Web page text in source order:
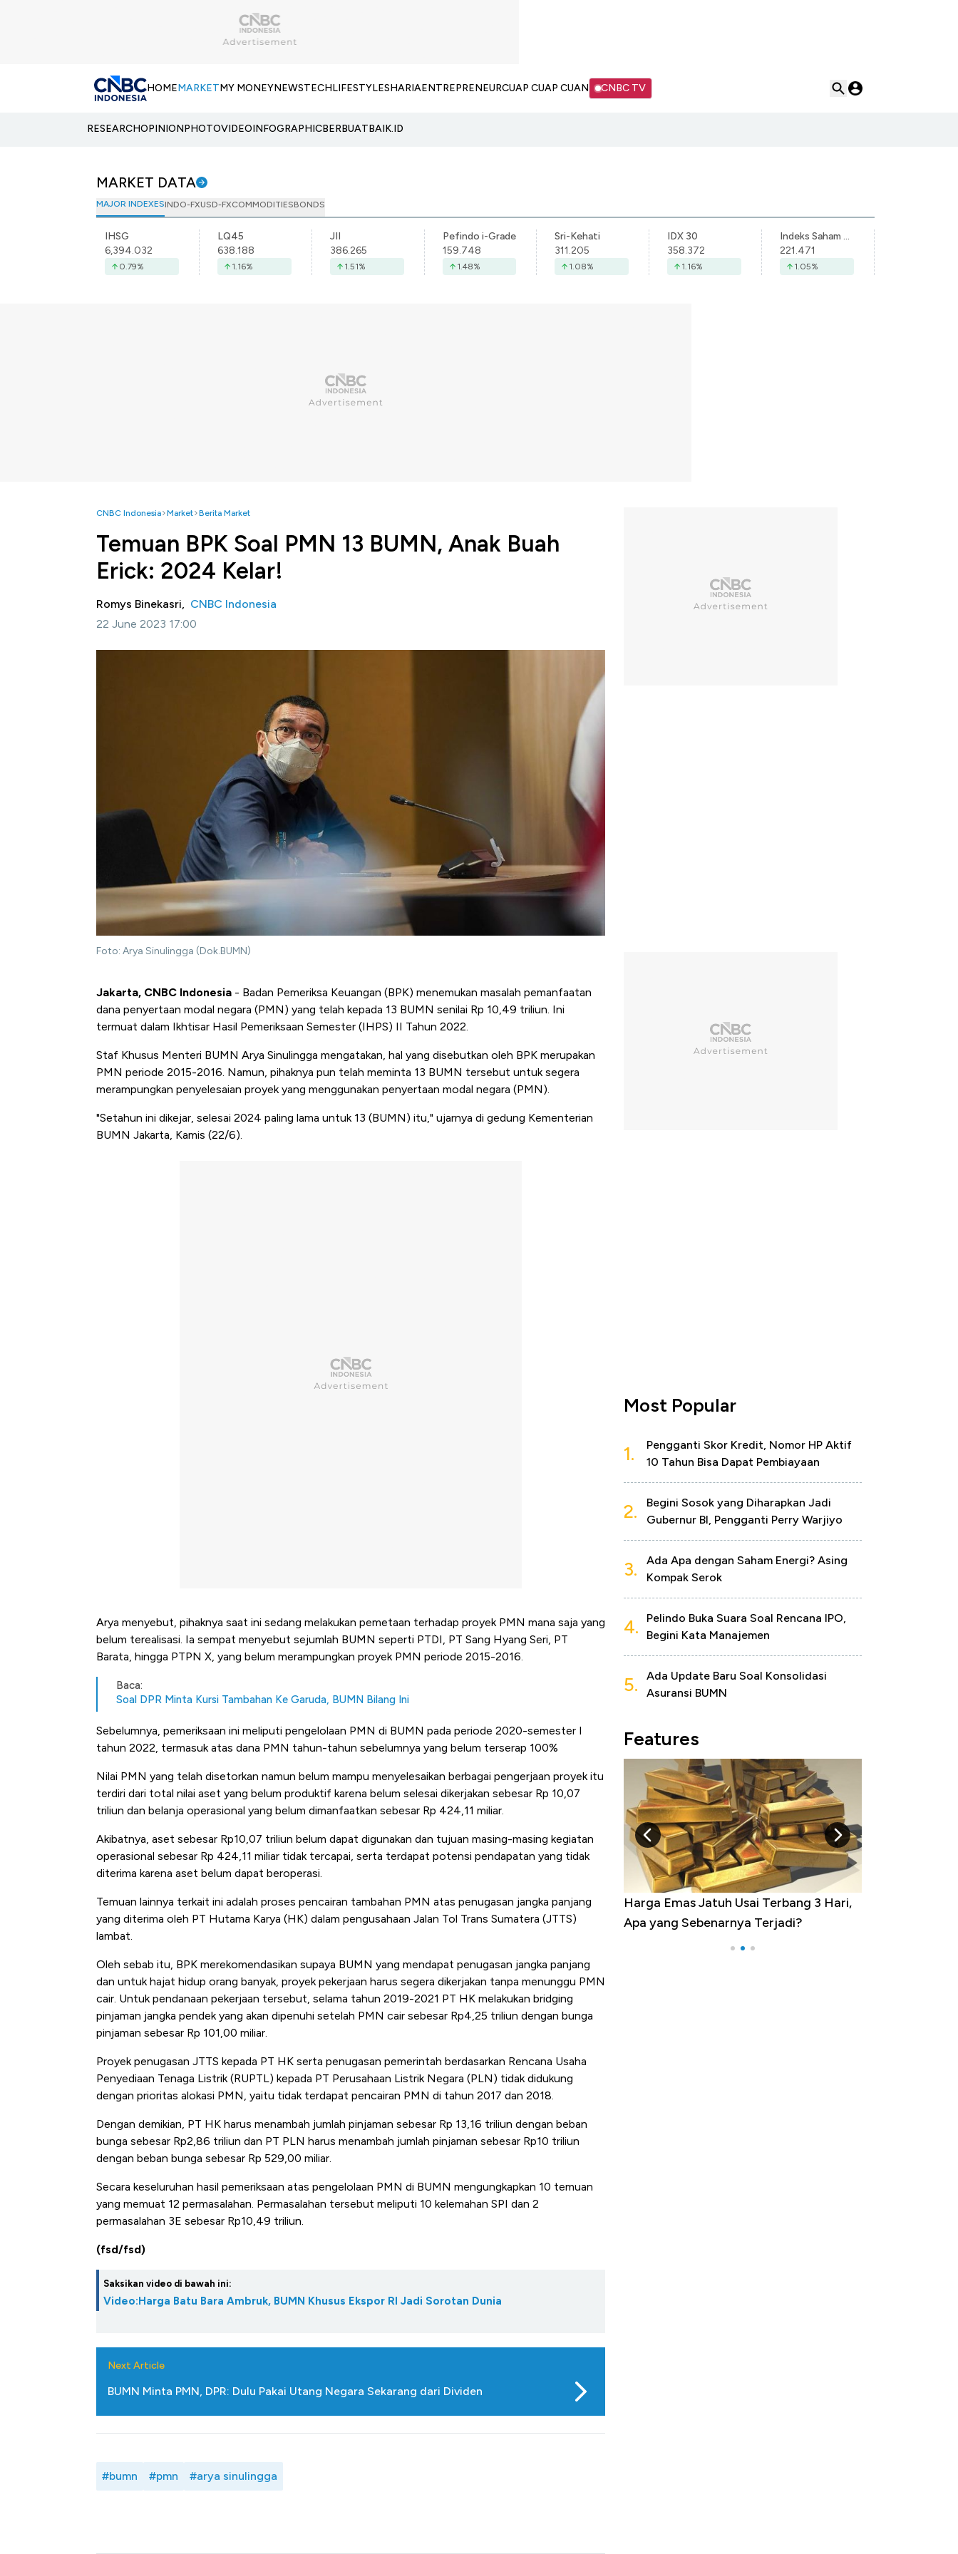
HOMEMARKETMY MONEYNEWSTECHLIFESTYLESHARIAENTREPRENEURCUAP CUAP CUAN CNBC TV
RESEARCHOPINIONPHOTOVIDEOINFOGRAPHICBERBUATBAIK.ID
MARKET DATA
MAJOR INDEXESINDO-FXUSD-FXCOMMODITIESBONDS
IHSG
6,394.032
0.79%
LQ45
638.188
1.16%
JII
386.265
1.51%
Pefindo i-Grade
159.748
1.48%
Sri-Kehati
311.205
1.08%
IDX 30
358.372
1.16%
Indeks Saham Syariah Indonesia
221.471
1.05%
CNBC Indonesia Market Berita Market
Temuan BPK Soal PMN 13 BUMN, Anak Buah
Erick: 2024 Kelar!
Romys Binekasri, CNBC Indonesia
22 June 2023 17:00
Foto: Arya Sinulingga (Dok.BUMN)
Jakarta, CNBC Indonesia - Badan Pemeriksa Keuangan (BPK) menemukan masalah pemanfaatan
dana penyertaan modal negara (PMN) yang telah kepada 13 BUMN senilai Rp 10,49 triliun. Ini
termuat dalam Ikhtisar Hasil Pemeriksaan Semester (IHPS) II Tahun 2022.
Staf Khusus Menteri BUMN Arya Sinulingga mengatakan, hal yang disebutkan oleh BPK merupakan
PMN periode 2015-2016. Namun, pihaknya pun telah meminta 13 BUMN tersebut untuk segera
merampungkan penyelesaian proyek yang menggunakan penyertaan modal negara (PMN).
"Setahun ini dikejar, selesai 2024 paling lama untuk 13 (BUMN) itu," ujarnya di gedung Kementerian
BUMN Jakarta, Kamis (22/6).
Arya menyebut, pihaknya saat ini sedang melakukan pemetaan terhadap proyek PMN mana saja yang
belum terealisasi. Ia sempat menyebut sejumlah BUMN seperti PTDI, PT Sang Hyang Seri, PT
Barata, hingga PTPN X, yang belum merampungkan proyek PMN periode 2015-2016.
Baca:
Soal DPR Minta Kursi Tambahan Ke Garuda, BUMN Bilang Ini
Sebelumnya, pemeriksaan ini meliputi pengelolaan PMN di BUMN pada periode 2020-semester I
tahun 2022, termasuk atas dana PMN tahun-tahun sebelumnya yang belum terserap 100%
Nilai PMN yang telah disetorkan namun belum mampu menyelesaikan berbagai pengerjaan proyek itu
terdiri dari total nilai aset yang belum produktif karena belum selesai dikerjakan sebesar Rp 10,07
triliun dan belanja operasional yang belum dimanfaatkan sebesar Rp 424,11 miliar.
Akibatnya, aset sebesar Rp10,07 triliun belum dapat digunakan dan tujuan masing-masing kegiatan
operasional sebesar Rp 424,11 miliar tidak tercapai, serta terdapat potensi pendapatan yang tidak
diterima karena aset belum dapat beroperasi.
Temuan lainnya terkait ini adalah proses pencairan tambahan PMN atas penugasan jangka panjang
yang diterima oleh PT Hutama Karya (HK) dalam pengusahaan Jalan Tol Trans Sumatera (JTTS)
lambat.
Oleh sebab itu, BPK merekomendasikan supaya BUMN yang mendapat penugasan jangka panjang
dan untuk hajat hidup orang banyak, proyek pekerjaan harus segera dikerjakan tanpa menunggu PMN
cair. Untuk pendanaan pekerjaan tersebut, selama tahun 2019-2021 PT HK melakukan bridging
pinjaman jangka pendek yang akan dipenuhi setelah PMN cair sebesar Rp4,25 triliun dengan bunga
pinjaman sebesar Rp 101,00 miliar.
Proyek penugasan JTTS kepada PT HK serta penugasan pemerintah berdasarkan Rencana Usaha
Penyediaan Tenaga Listrik (RUPTL) kepada PT Perusahaan Listrik Negara (PLN) tidak didukung
dengan prioritas alokasi PMN, yaitu tidak terdapat pencairan PMN di tahun 2017 dan 2018.
Dengan demikian, PT HK harus menambah jumlah pinjaman sebesar Rp 13,16 triliun dengan beban
bunga sebesar Rp2,86 triliun dan PT PLN harus menambah jumlah pinjaman sebesar Rp10 triliun
dengan beban bunga sebesar Rp 529,00 miliar.
Secara keseluruhan hasil pemeriksaan atas pengelolaan PMN di BUMN mengungkapkan 10 temuan
yang memuat 12 permasalahan. Permasalahan tersebut meliputi 10 kelemahan SPI dan 2
permasalahan 3E sebesar Rp10,49 triliun.
(fsd/fsd)
Saksikan video di bawah ini:
Video:Harga Batu Bara Ambruk, BUMN Khusus Ekspor RI Jadi Sorotan Dunia
Next Article
BUMN Minta PMN, DPR: Dulu Pakai Utang Negara Sekarang dari Dividen
#bumn #pmn #arya sinulingga
Most Popular
1.
Pengganti Skor Kredit, Nomor HP Aktif
10 Tahun Bisa Dapat Pembiayaan
2.
Begini Sosok yang Diharapkan Jadi
Gubernur BI, Pengganti Perry Warjiyo
3.
Ada Apa dengan Saham Energi? Asing
Kompak Serok
4.
Pelindo Buka Suara Soal Rencana IPO,
Begini Kata Manajemen
5.
Ada Update Baru Soal Konsolidasi
Asuransi BUMN
Features
Harga Batu Bara Bangkit, Ada Kabar
Baik Buat Pengusaha RI
Harga Emas Jatuh Usai Terbang 3 Hari,
Apa yang Sebenarnya Terjadi?